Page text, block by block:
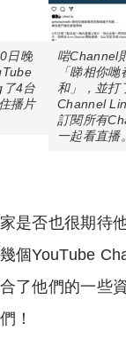
日晚
4台
播片
啱Channel
「睇相你
和」，並打
Channel
訂閱所有
一起看直播。
是否也很期待
個YouTube
了他們的一些
！